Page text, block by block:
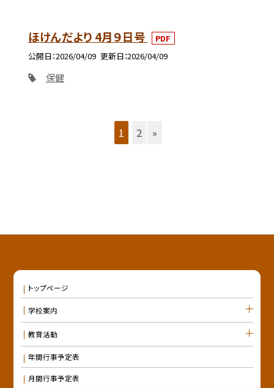
ほけんだより 4月９日号
PDF
公開日 2026/04/09 更新日 2026/04/09
保健
1 2 »
トップページ
学校案内
教育活動
年間行事予定表
月間行事予定表